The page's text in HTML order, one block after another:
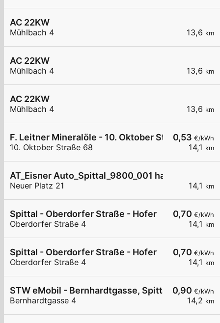
13,6 km
AC 22KW
Mühlbach 4
13,6 km
AC 22KW
Mühlbach 4
13,6 km
AC 22KW
Mühlbach 4
0,53 €/kWh
14,1 km
F. Leitner Mineralöle - 10. Oktober Straße II
10. Oktober Straße 68
14,1 km
AT_Eisner Auto_Spittal_9800_001 halb öffentlich
Neuer Platz 21
0,70 €/kWh
14,1 km
Spittal - Oberdorfer Straße - Hofer
Oberdorfer Straße 4
0,70 €/kWh
14,1 km
Spittal - Oberdorfer Straße - Hofer
Oberdorfer Straße 4
0,90 €/kWh
14,2 km
STW eMobil - Bernhardtgasse, Spittal
Bernhardtgasse 4